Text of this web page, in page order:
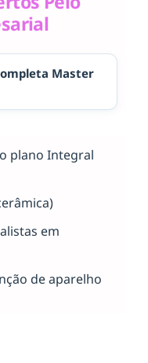
Master
plano Integral
em
de aparelho